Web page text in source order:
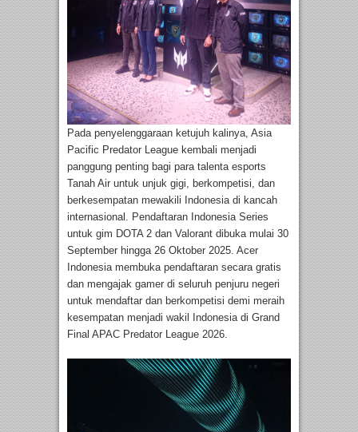
Pada penyelenggaraan ketujuh kalinya, Asia
Pacific Predator League kembali menjadi
panggung penting bagi para talenta esports
Tanah Air untuk unjuk gigi, berkompetisi, dan
berkesempatan mewakili Indonesia di kancah
internasional. Pendaftaran Indonesia Series
untuk gim DOTA 2 dan Valorant dibuka mulai 30
September hingga 26 Oktober 2025. Acer
Indonesia membuka pendaftaran secara gratis
dan mengajak gamer di seluruh penjuru negeri
untuk mendaftar dan berkompetisi demi meraih
kesempatan menjadi wakil Indonesia di Grand
Final APAC Predator League 2026.